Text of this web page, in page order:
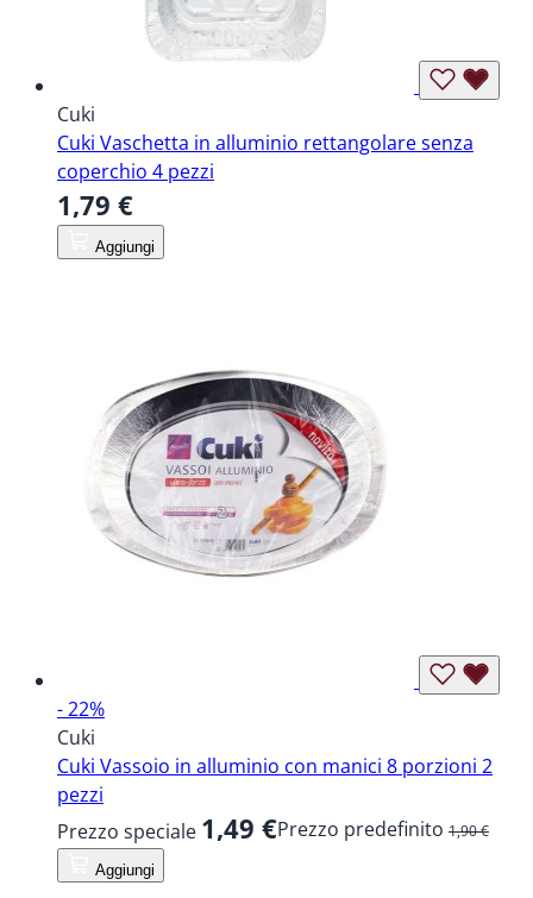
Cuki
Cuki Vaschetta in alluminio rettangolare senza
coperchio 4 pezzi
1,79 €
Aggiungi
- 22%
Cuki
Cuki Vassoio in alluminio con manici 8 porzioni 2
pezzi
Prezzo speciale 1,49 €Prezzo predefinito 1,90 €
Aggiungi